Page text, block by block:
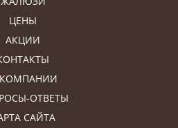
ЦЕНЫ
АКЦИИ
ОТВЕТЫ
САЙТА